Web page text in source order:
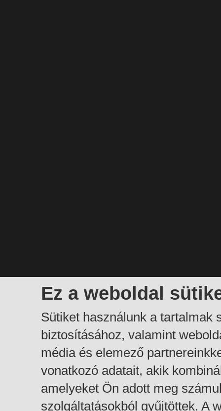
Ez a weboldal
Sütiket használunk a tartalmak
biztosításához, valamint
média és elemező
vonatkozó adatait, akik
amelyeket Ön adott meg
szolgáltatásokból gyűjtöttek. A